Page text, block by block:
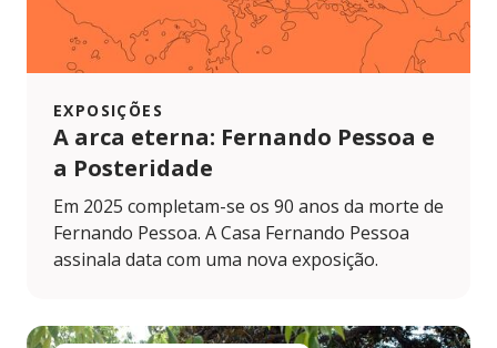
EXPOSIÇÕES
A arca eterna: Fernando Pessoa e
a Posteridade
Em 2025 completam-se os 90 anos da morte de
Fernando Pessoa. A Casa Fernando Pessoa
assinala data com uma nova exposição.